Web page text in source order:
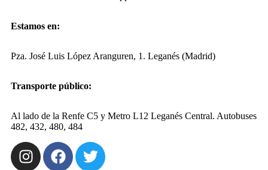
Estamos en:
Pza. José Luis López Aranguren, 1. Leganés (Madrid)
Transporte público:
Al lado de la Renfe C5 y Metro L12 Leganés Central. Autobuses
482, 432, 480, 484